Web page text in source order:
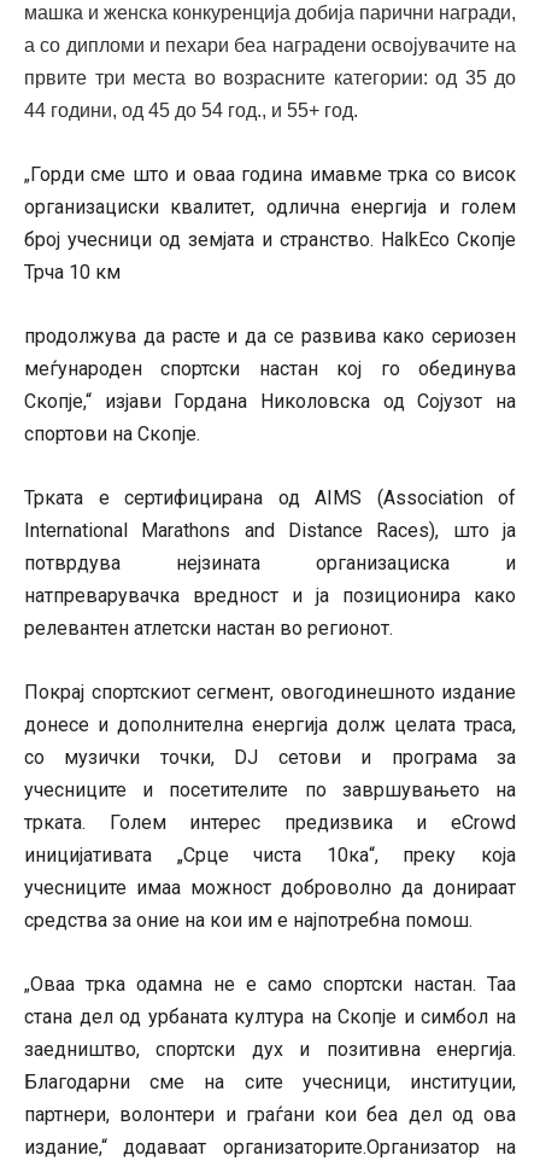
машка и женска конкуренција добија парични награди,
а со дипломи и пехари беа наградени освојувачите на
првите три места во возрасните категории: од 35 до
44 години, од 45 до 54 год., и 55+ год.
„Горди сме што и оваа година имавме трка со висок
организациски квалитет, одлична енергија и голем
број учесници од земјата и странство. HalkEco Скопје
Трча 10 км
продолжува да расте и да се развива како сериозен
меѓународен спортски настан кој го обединува
Скопје,“ изјави Гордана Николовска од Сојузот на
спортови на Скопје.
Трката е сертифицирана од AIMS (Association of
International Marathons and Distance Races), што ја
потврдува нејзината организациска и
натпреварувачка вредност и ја позиционира како
релевантен атлетски настан во регионот.
Покрај спортскиот сегмент, овогодинешното издание
донесе и дополнителна енергија долж целата траса,
со музички точки, DJ сетови и програма за
учесниците и посетителите по завршувањето на
трката. Голем интерес предизвика и eCrowd
иницијативата „Срце чиста 10ка“, преку која
учесниците имаа можност доброволно да донираат
средства за оние на кои им е најпотребна помош.
„Оваа трка одамна не е само спортски настан. Таа
стана дел од урбаната култура на Скопје и симбол на
заедништво, спортски дух и позитивна енергија.
Благодарни сме на сите учесници, институции,
партнери, волонтери и граѓани кои беа дел од ова
издание,“ додаваат организаторите.Организатор на